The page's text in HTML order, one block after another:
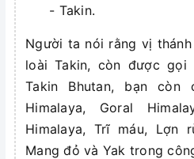
- Takin.
Người ta nói rằng vị
loài Takin, còn được gọi
Takin Bhutan, bạn
Himalaya, Goral
Himalaya, Trĩ máu, Lợn
Mang đỏ và Yak trong